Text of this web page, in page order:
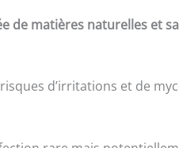
de matières naturelles et
d’irritations et de